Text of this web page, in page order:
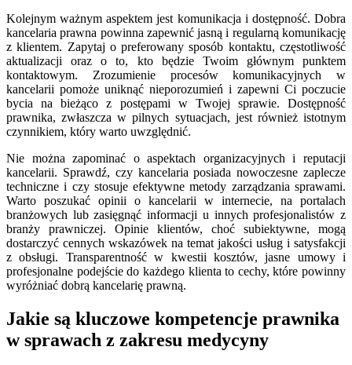
Kolejnym ważnym aspektem jest komunikacja i dostępność. Dobra
kancelaria prawna powinna zapewnić jasną i regularną komunikację
z klientem. Zapytaj o preferowany sposób kontaktu, częstotliwość
aktualizacji oraz o to, kto będzie Twoim głównym punktem
kontaktowym. Zrozumienie procesów komunikacyjnych w
kancelarii pomoże uniknąć nieporozumień i zapewni Ci poczucie
bycia na bieżąco z postępami w Twojej sprawie. Dostępność
prawnika, zwłaszcza w pilnych sytuacjach, jest również istotnym
czynnikiem, który warto uwzględnić.
Nie można zapominać o aspektach organizacyjnych i reputacji
kancelarii. Sprawdź, czy kancelaria posiada nowoczesne zaplecze
techniczne i czy stosuje efektywne metody zarządzania sprawami.
Warto poszukać opinii o kancelarii w internecie, na portalach
branżowych lub zasięgnąć informacji u innych profesjonalistów z
branży prawniczej. Opinie klientów, choć subiektywne, mogą
dostarczyć cennych wskazówek na temat jakości usług i satysfakcji
z obsługi. Transparentność w kwestii kosztów, jasne umowy i
profesjonalne podejście do każdego klienta to cechy, które powinny
wyróżniać dobrą kancelarię prawną.
Jakie są kluczowe kompetencje prawnika
w sprawach z zakresu medycyny